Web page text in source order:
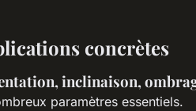
concrètes
inclinaison,
paramètres essentiels.